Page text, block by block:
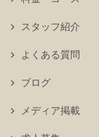
スタッフ紹介
よくある質問
ブログ
メディア掲載